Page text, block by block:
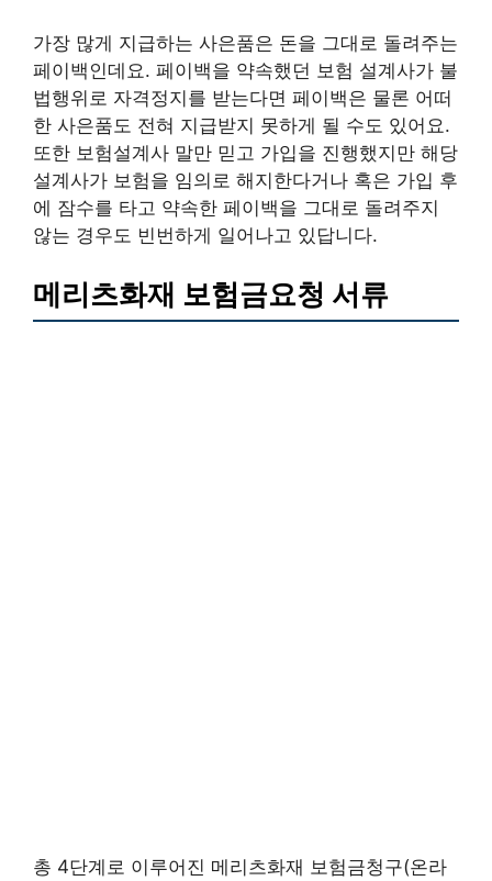
가장 많게 지급하는 사은품은 돈을 그대로 돌려주는
페이백인데요. 페이백을 약속했던 보험 설계사가 불
법행위로 자격정지를 받는다면 페이백은 물론 어떠
한 사은품도 전혀 지급받지 못하게 될 수도 있어요.
또한 보험설계사 말만 믿고 가입을 진행했지만 해당
설계사가 보험을 임의로 해지한다거나 혹은 가입 후
에 잠수를 타고 약속한 페이백을 그대로 돌려주지
않는 경우도 빈번하게 일어나고 있답니다.
메리츠화재 보험금요청 서류
총 4단계로 이루어진 메리츠화재 보험금청구(온라